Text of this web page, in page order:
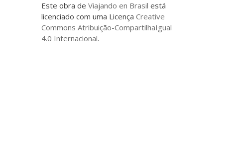
Este obra de Viajando en Brasil está
licenciado com uma Licença Creative
Commons Atribuição-CompartilhaIgual
4.0 Internacional.